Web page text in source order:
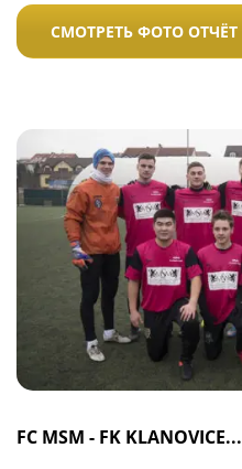
СМОТРЕТЬ ФОТО ОТЧЁТ
FC MSM - FK KLANOVICE...